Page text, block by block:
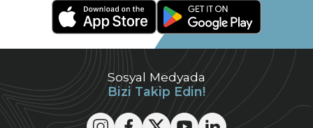
Sosyal Medyada
Bizi Takip Edin!